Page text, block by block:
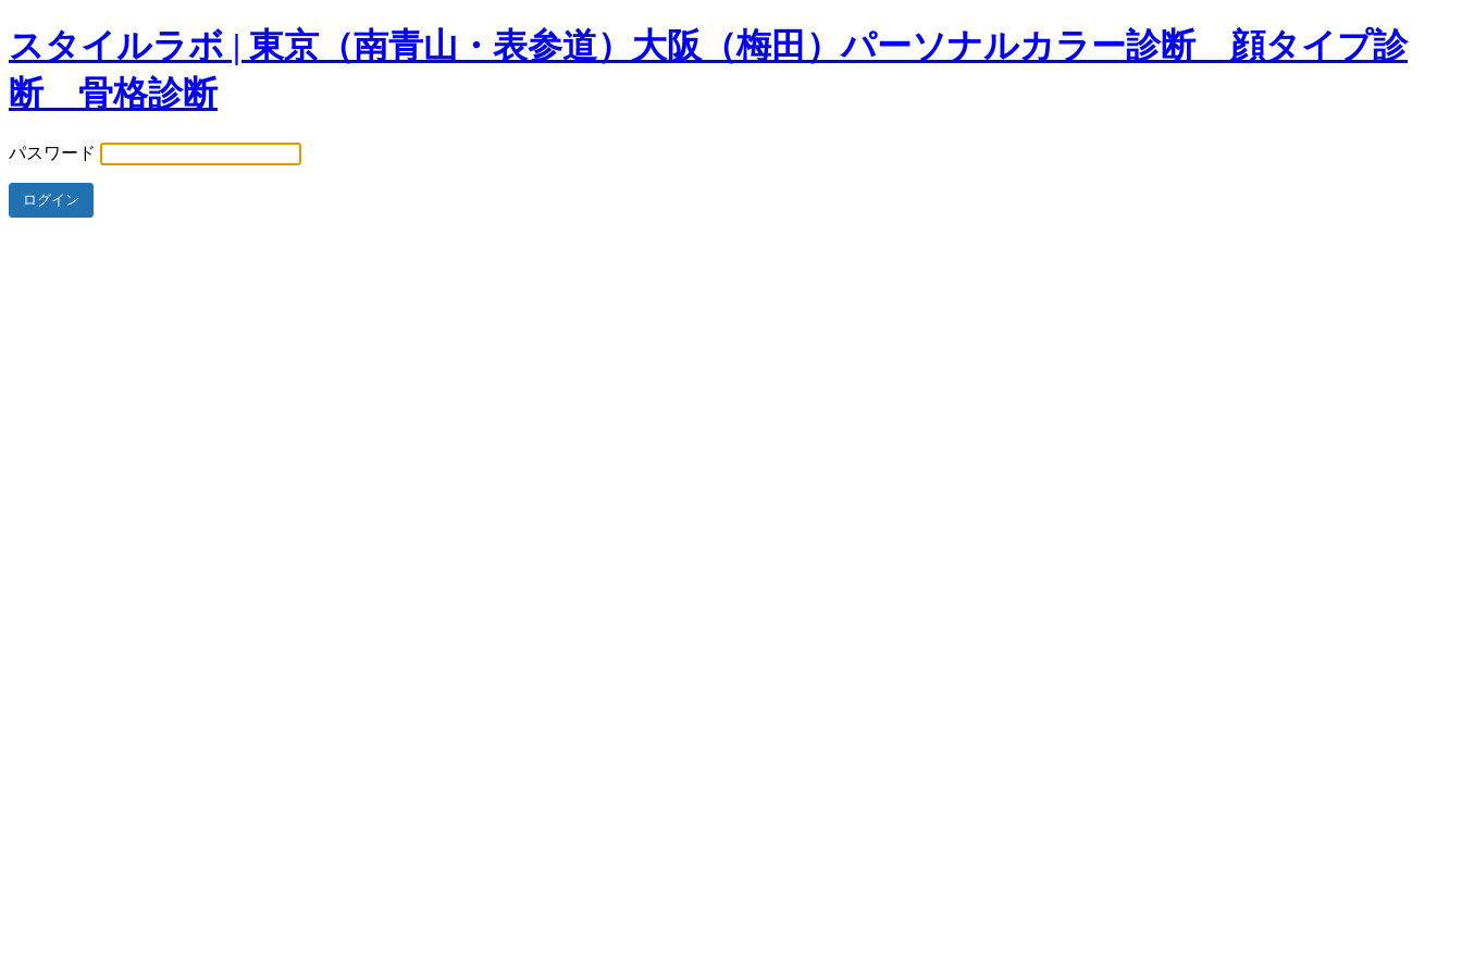
スタイルラボ | 東京（南青山・表参道）大阪（梅田）パーソナルカラー診断 顔タイプ診
断 骨格診断
パスワード